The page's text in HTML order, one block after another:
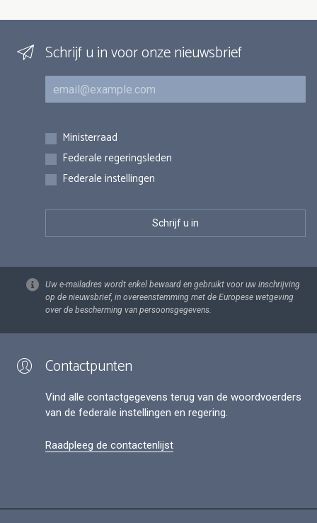
Schrijf u in voor onze nieuwsbrief
E-mail
Inschrijvingen
Ministerraad
Federale regeringsleden
Federale instellingen
Uw e-mailadres wordt enkel bewaard en gebruikt voor uw inschrijving
op de nieuwsbrief, in overeenstemming met de Europese wetgeving
over de bescherming van persoonsgegevens.
Contactpunten
Vind alle contactgegevens terug van de woordvoerders
van de federale instellingen en regering.
Raadpleeg de contactenlijst